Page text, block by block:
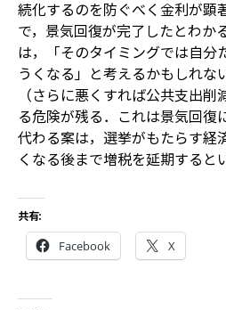
続化するのを防ぐべく金利が顕
で，景気回復が完了したとわか
は，「そのタイミングでは自分
うくなる」と考えるかもしれな
（さらに悪くすれば公共支出
る危険が残る．これは景気回復
代わる案は，選挙がもたらす経
くなる後まで増税を延期すると
共有:
Facebook X